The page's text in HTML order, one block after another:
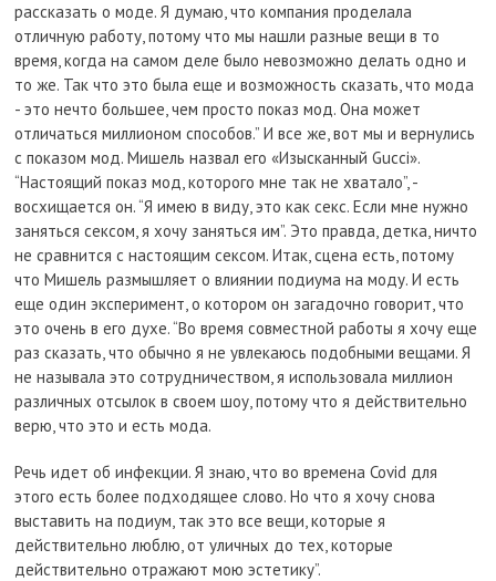
рассказать о моде. Я думаю, что компания проделала
отличную работу, потому что мы нашли разные вещи в то
время, когда на самом деле было невозможно делать одно и
то же. Так что это была еще и возможность сказать, что мода
- это нечто большее, чем просто показ мод. Она может
отличаться миллионом способов.” И все же, вот мы и вернулись
с показом мод. Мишель назвал его «Изысканный Gucci».
“Настоящий показ мод, которого мне так не хватало”, -
восхищается он. “Я имею в виду, это как секс. Если мне нужно
заняться сексом, я хочу заняться им”. Это правда, детка, ничто
не сравнится с настоящим сексом. Итак, сцена есть, потому
что Мишель размышляет о влиянии подиума на моду. И есть
еще один эксперимент, о котором он загадочно говорит, что
это очень в его духе. “Во время совместной работы я хочу еще
раз сказать, что обычно я не увлекаюсь подобными вещами. Я
не называла это сотрудничеством, я использовала миллион
различных отсылок в своем шоу, потому что я действительно
верю, что это и есть мода.
Речь идет об инфекции. Я знаю, что во времена Covid для
этого есть более подходящее слово. Но что я хочу снова
выставить на подиум, так это все вещи, которые я
действительно люблю, от уличных до тех, которые
действительно отражают мою эстетику”.